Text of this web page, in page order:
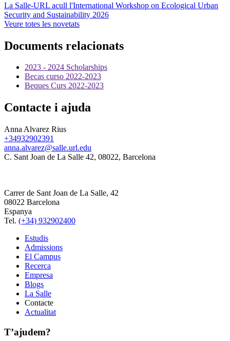
La Salle-URL acull l'International Workshop on Ecological Urban
Security and Sustainability 2026
Veure totes les novetats
Documents relacionats
2023 - 2024 Scholarships
Becas curso 2022-2023
Beques Curs 2022-2023
Contacte i ajuda
Anna Alvarez Rius
+34932902391
anna.alvarez@salle.url.edu
C. Sant Joan de La Salle 42, 08022, Barcelona
Carrer de Sant Joan de La Salle, 42
08022 Barcelona
Espanya
Tel. (+34) 932902400
Estudis
Admissions
El Campus
Recerca
Empresa
Blogs
La Salle
Contacte
Actualitat
T’ajudem?